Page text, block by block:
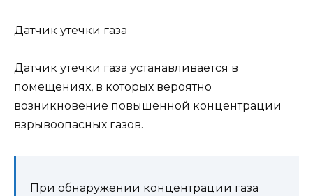
Датчик утечки газа
Датчик утечки газа устанавливается в
помещениях, в которых вероятно
возникновение повышенной концентрации
взрывоопасных газов.
При обнаружении концентрации газа